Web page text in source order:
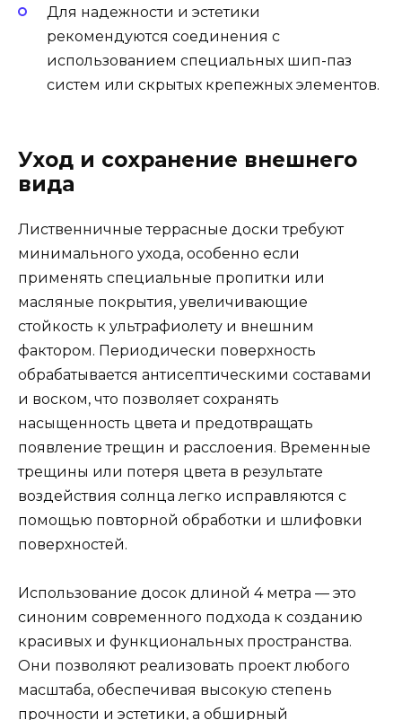
Для надежности и эстетики
рекомендуются соединения с
использованием специальных шип-паз
систем или скрытых крепежных элементов.
Уход и сохранение внешнего
вида
Лиственничные террасные доски требуют
минимального ухода, особенно если
применять специальные пропитки или
масляные покрытия, увеличивающие
стойкость к ультрафиолету и внешним
фактором. Периодически поверхность
обрабатывается антисептическими составами
и воском, что позволяет сохранять
насыщенность цвета и предотвращать
появление трещин и расслоения. Временные
трещины или потеря цвета в результате
воздействия солнца легко исправляются с
помощью повторной обработки и шлифовки
поверхностей.
Использование досок длиной 4 метра — это
синоним современного подхода к созданию
красивых и функциональных пространства.
Они позволяют реализовать проект любого
масштаба, обеспечивая высокую степень
прочности и эстетики, а обширный